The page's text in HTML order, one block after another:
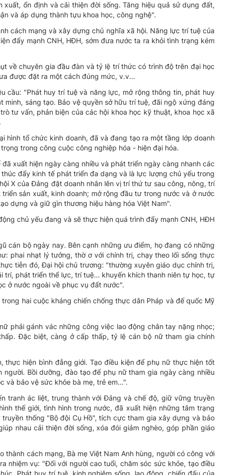
ổn định và cải thiện đời sống. Tăng hiệu quả sử dụng đất,
và áp dụng thành tựu khoa học, công nghệ".
cách mạng và xây dựng chủ nghĩa xã hội. Năng lực trí tuệ của
đẩy mạnh CNH, HĐH, sớm đưa nước ta ra khỏi tình trạng kém
về chuyên gia đầu đàn và tỷ lệ trí thức có trình độ trên đại học
được đặt ra một cách đúng mức, v.v...
cầu: "Phát huy trí tuệ và năng lực, mở rộng thông tin, phát huy
sáng tạo. Bảo vệ quyền sở hữu trí tuệ, đãi ngộ xứng đáng
tư vấn, phản biện của các hội khoa học kỹ thuật, khoa học xã
hình tổ chức kinh doanh, đã và đang tạo ra một tầng lớp doanh
trong công cuộc công nghiệp hóa - hiện đại hóa.
xuất hiện ngày càng nhiều và phát triển ngày càng nhanh các
đẩy kinh tế phát triển đa dạng và là lực lượng chủ yếu trong
X của Đảng đặt doanh nhân lên vị trí thứ tư sau công, nông, trí
sản xuất, kinh doanh; mở rộng đầu tư trong nước và ở nước
dựng và giữ gìn thương hiệu hàng hóa Việt Nam".
chủ yếu đang và sẽ thực hiện quá trình đẩy mạnh CNH, HĐH
cán bộ ngày nay. Bên cạnh những ưu điểm, họ đang có những
phai nhạt lý tưởng, thờ ơ với chính trị, chạy theo lối sống thực
tiễn đó, Đại hội chủ trương: "thường xuyên giáo dục chính trị,
phát triển thể lực, trí tuệ... khuyến khích thanh niên tự học, tự
ở nước ngoài về phục vụ đất nước".
hai cuộc kháng chiến chống thực dân Pháp và đế quốc Mỹ
phải gánh vác những công việc lao động chân tay nặng nhọc;
Đặc biệt, càng ở cấp thấp, tỷ lệ cán bộ nữ tham gia chính
hiện bình đẳng giới. Tạo điều kiện để phụ nữ thực hiện tốt
Bồi dưỡng, đào tạo để phụ nữ tham gia ngày càng nhiều
và bảo vệ sức khỏe bà mẹ, trẻ em...".
tranh ác liệt, trung thành với Đảng và chế độ, giữ vững truyền
thế giới, tình hình trong nước, đã xuất hiện những tâm trạng
thống "Bộ đội Cụ Hồ", tích cực tham gia xây dựng và bảo
nhau cải thiện đời sống, xóa đói giảm nghèo, góp phần giáo
cách mạng, Bà mẹ Việt Nam Anh hùng, người có công với
nhiệm vụ: "Đối với người cao tuổi, chăm sóc sức khỏe, tạo điều